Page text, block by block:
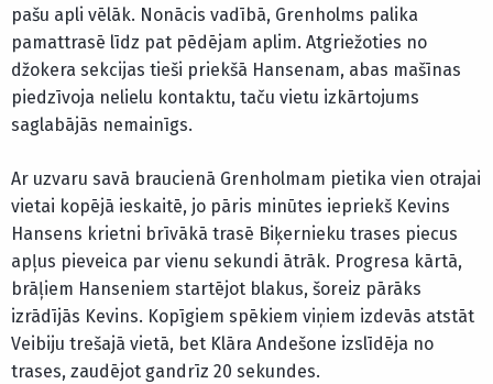
pašu apli vēlāk. Nonācis vadībā, Grenholms palika
pamattrasē līdz pat pēdējam aplim. Atgriežoties no
džokera sekcijas tieši priekšā Hansenam, abas mašīnas
piedzīvoja nelielu kontaktu, taču vietu izkārtojums
saglabājās nemainīgs.
Ar uzvaru savā braucienā Grenholmam pietika vien otrajai
vietai kopējā ieskaitē, jo pāris minūtes iepriekš Kevins
Hansens krietni brīvākā trasē Biķernieku trases piecus
apļus pieveica par vienu sekundi ātrāk. Progresa kārtā,
brāļiem Hanseniem startējot blakus, šoreiz pārāks
izrādījās Kevins. Kopīgiem spēkiem viņiem izdevās atstāt
Veibiju trešajā vietā, bet Klāra Andešone izslīdēja no
trases, zaudējot gandrīz 20 sekundes.